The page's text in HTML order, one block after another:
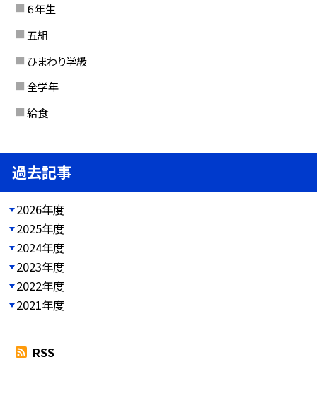
６年生
五組
ひまわり学級
全学年
給食
過去記事
2026年度
2025年度
2024年度
2023年度
2022年度
2021年度
RSS